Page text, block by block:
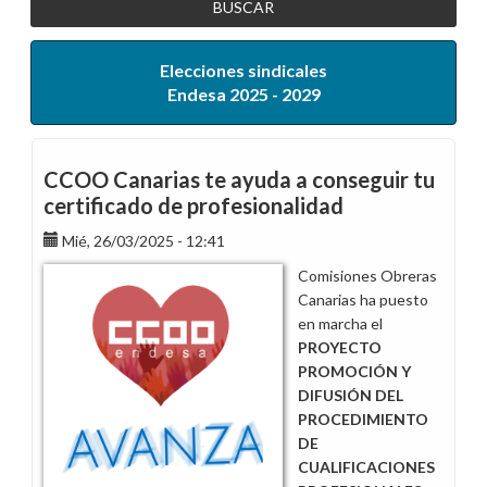
Elecciones sindicales
Endesa 2025 - 2029
CCOO Canarias te ayuda a conseguir tu
certificado de profesionalidad
Mié, 26/03/2025 - 12:41
Comisiones Obreras
Canarias ha puesto
en marcha el
PROYECTO
PROMOCIÓN Y
DIFUSIÓN DEL
PROCEDIMIENTO
DE
CUALIFICACIONES